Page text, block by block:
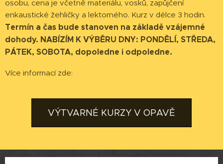
osobu, cena je včetně materiálu, vosků, zapůjčení
enkaustické žehličky a lektorného. Kurz v délce 3 hodin.
Termín a čas bude stanoven na základě vzájemné
dohody. NABÍZÍM K VÝBĚRU DNY: PONDĚLÍ, STŘEDA,
PÁTEK, SOBOTA, dopoledne i odpoledne.
Více informací zde:
VÝTVARNÉ KURZY V OPAVĚ